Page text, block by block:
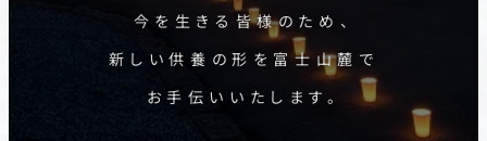
今を生きる皆様のため、
新しい供養の形を富士山麓で
お手伝いいたします。